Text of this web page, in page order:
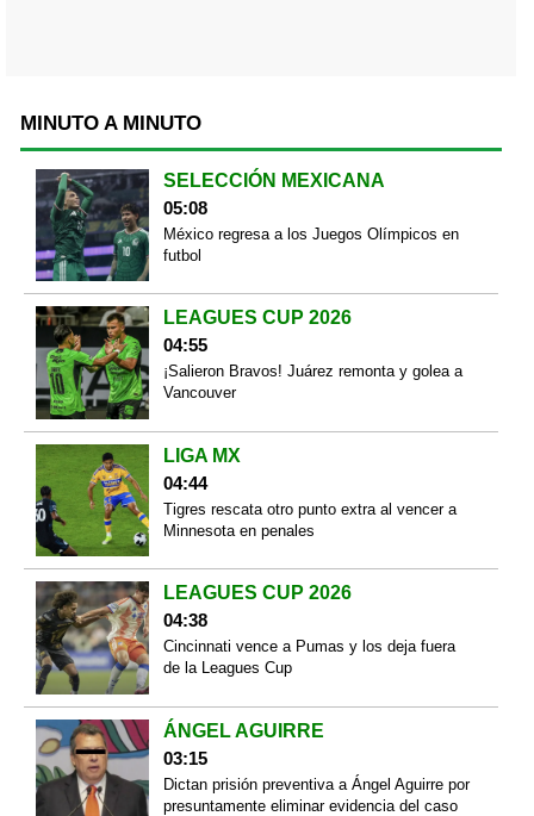
MINUTO A MINUTO
SELECCIÓN MEXICANA
05:08
México regresa a los Juegos Olímpicos en
futbol
LEAGUES CUP 2026
04:55
¡Salieron Bravos! Juárez remonta y golea a
Vancouver
LIGA MX
04:44
Tigres rescata otro punto extra al vencer a
Minnesota en penales
LEAGUES CUP 2026
04:38
Cincinnati vence a Pumas y los deja fuera
de la Leagues Cup
ÁNGEL AGUIRRE
03:15
Dictan prisión preventiva a Ángel Aguirre por
presuntamente eliminar evidencia del caso